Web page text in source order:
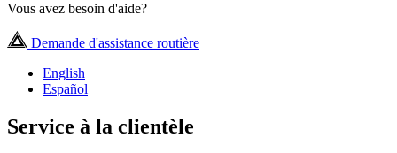
Vous avez besoin d'aide?
Demande d'assistance routière
English
Español
Service à la clientèle